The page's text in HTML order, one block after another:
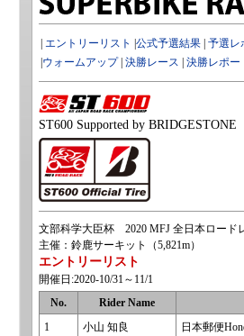
エントリーリスト 公式予選結果 予選レ
ウォームアップ| 決勝レース 決勝レポー
ST600 Supported by BRIDGESTONE
文部科学大臣杯 2020 MFJ 全日本ロード
主催：鈴鹿サーキット（5,821m）
エントリーリスト
開催日:2020-10/31～11/1
No.
Rider Name
1
小山 知良 日本郵便